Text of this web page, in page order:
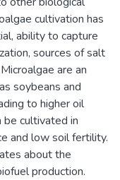
cultivation has
ability to capture
sources of salt
are an
soybeans and
to higher oil
be cultivated in
and low soil fertility.
about the
production.